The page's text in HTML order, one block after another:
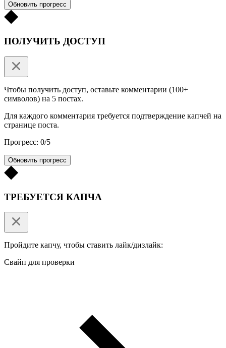
Обновить прогресс
ПОЛУЧИТЬ ДОСТУП
Чтобы получить доступ, оставьте комментарии (100+
символов) на 5 постах.
Для каждого комментария требуется подтверждение капчей на
странице поста.
Прогресс: 0/5
Обновить прогресс
ТРЕБУЕТСЯ КАПЧА
Пройдите капчу, чтобы ставить лайк/дизлайк:
Свайп для проверки